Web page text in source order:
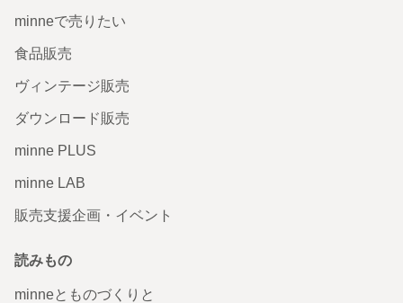
minneで売りたい
食品販売
ヴィンテージ販売
ダウンロード販売
minne PLUS
minne LAB
販売支援企画・イベント
読みもの
minneとものづくりと